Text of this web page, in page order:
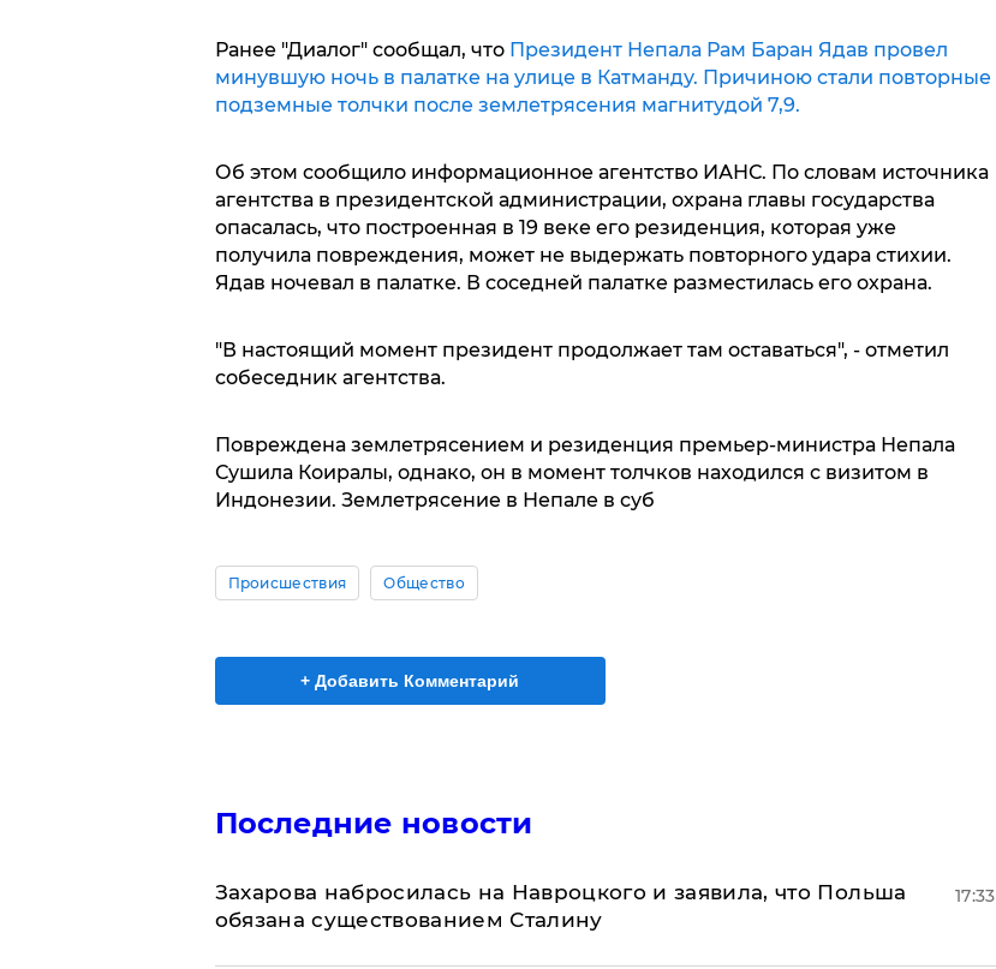
Ранее "Диалог" сообщал, что Президент Непала Рам Баран Ядав провел
минувшую ночь в палатке на улице в Катманду. Причиною стали повторные
подземные толчки после землетрясения магнитудой 7,9.
Об этом сообщило информационное агентство ИАНС. По словам источника
агентства в президентской администрации, охрана главы государства
опасалась, что построенная в 19 веке его резиденция, которая уже
получила повреждения, может не выдержать повторного удара стихии.
Ядав ночевал в палатке. В соседней палатке разместилась его охрана.
"В настоящий момент президент продолжает там оставаться", - отметил
собеседник агентства.
Повреждена землетрясением и резиденция премьер-министра Непала
Сушила Коиралы, однако, он в момент толчков находился с визитом в
Индонезии. Землетрясение в Непале в суб
Происшествия Общество
+ Добавить Комментарий
Последние новости
​Захарова набросилась на Навроцкого и заявила, что Польша
обязана существованием Сталину
17:33